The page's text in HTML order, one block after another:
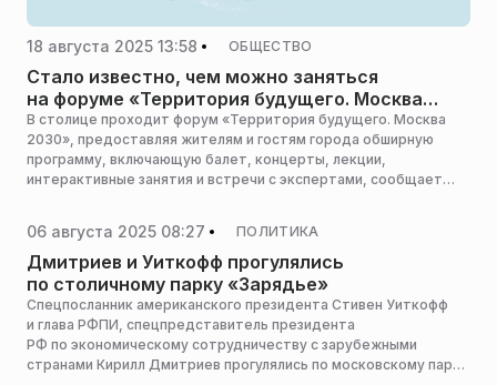
18 августа 2025 13:58 ОБЩЕСТВО
Стало известно, чем можно заняться
на форуме «Территория будущего. Москва
2030»
В столице проходит форум «Территория будущего. Москва
2030», предоставляя жителям и гостям города обширную
программу, включающую балет, концерты, лекции,
интерактивные занятия и встречи с экспертами, сообщает
06 августа 2025 08:27 ПОЛИТИКА
Дмитриев и Уиткофф прогулялись
по столичному парку «Зарядье»
Спецпосланник американского президента Стивен Уиткофф
и глава РФПИ, спецпредставитель президента
РФ по экономическому сотрудничеству с зарубежными
странами Кирилл Дмитриев прогулялись по московскому парку